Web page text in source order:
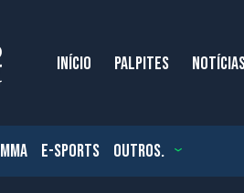
INÍCIO PALPITES
MMA E-SPORTS OUTROS.